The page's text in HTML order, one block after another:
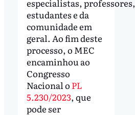
especialistas, professores,
estudantes e da
comunidade em
geral. Ao fim deste
processo, o MEC
encaminhou ao
Congresso
Nacional o PL
5.230/2023, que
pode ser